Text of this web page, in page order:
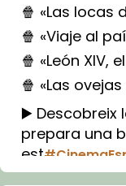
🍿 «Las locas
🍿 «Viaje al
🍿 «León XIV,
🍿 «Las
▶️ Descobreix
prepara una
est